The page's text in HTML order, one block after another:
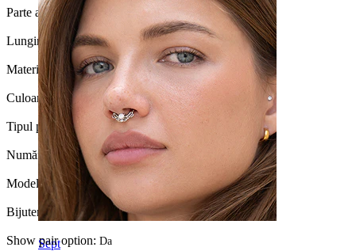
Sept
Parte a corpului: Conch, Helix, Lobul urechii, Tragus
Lungime: 6 mm
Material: Titan
Culoare piatră: Transparent
Tipul placării:
Număr bucăți:1
Model:Floare
Bijuteria este placată?:Da, în întregime
Show pair option: Da